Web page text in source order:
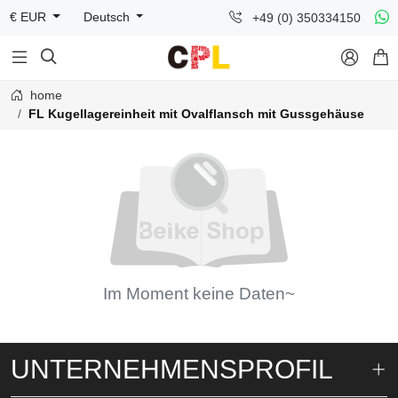
€ EUR Deutsch +49 (0) 350334150
  
home
FL Kugellagereinheit mit Ovalflansch mit Gussgehäuse
Im Moment keine Daten~
UNTERNEHMENSPROFIL